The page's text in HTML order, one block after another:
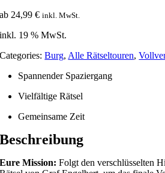
ab 24,99€ inkl. MwSt.
inkl. 19 % MwSt.
Categories:Burg, Alle Rätseltouren,
Spannender Spaziergang
Vielfältige Rätsel
Gemeinsame Zeit
Beschreibung
Eure Mission: Folgt den verschlüsselten